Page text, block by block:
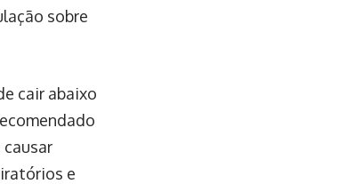
sobre
cair abaixo
e